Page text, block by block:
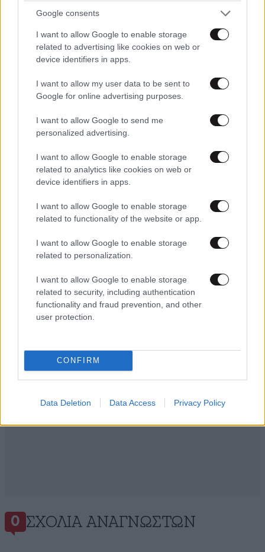
Google consents
I want to allow Google to enable storage
related to advertising like cookies on web or
device identifiers in apps.
I want to allow my user data to be sent to
Google for online advertising purposes.
I want to allow Google to send me
personalized advertising.
I want to allow Google to enable storage
related to analytics like cookies on web or
device identifiers in apps.
I want to allow Google to enable storage
related to functionality of the website or app.
I want to allow Google to enable storage
related to personalization.
I want to allow Google to enable storage
related to security, including authentication
functionality and fraud prevention, and other
user protection.
CONFIRM
Data Deletion Data Access Privacy Policy
Κόψατε βούτυρο και κρέας, αλλά η χοληστερίνη
διατροφολόγους
NEWSBEAST στοGoogle News
και μάθετε πρώτοι όλες τις ειδήσεις
0 ΣΧΌΛΙΑ ΑΝΑΓΝΩΣΤΏΝ